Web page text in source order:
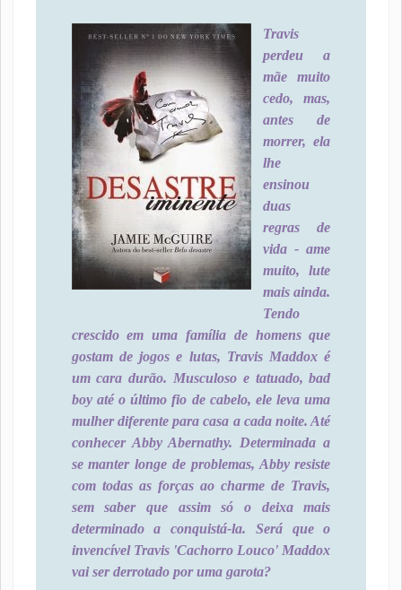
Travis
perdeu a
mãe muito
cedo, mas,
antes de
morrer, ela
lhe
ensinou
duas
regras de
vida - ame
muito, lute
mais ainda.
Tendo
crescido em uma família de homens que
gostam de jogos e lutas, Travis Maddox é
um cara durão. Musculoso e tatuado, bad
boy até o último fio de cabelo, ele leva uma
mulher diferente para casa a cada noite. Até
conhecer Abby Abernathy. Determinada a
se manter longe de problemas, Abby resiste
com todas as forças ao charme de Travis,
sem saber que assim só o deixa mais
determinado a conquistá-la. Será que o
invencível Travis 'Cachorro Louco' Maddox
vai ser derrotado por uma garota?